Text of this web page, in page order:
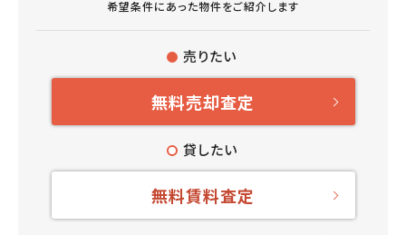
希望条件にあった物件をご紹介します
売りたい
無料売却査定
貸したい
無料賃料査定